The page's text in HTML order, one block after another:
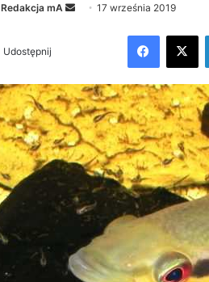
Redakcja mA
Send17 września 2019
Udostępnij
Facebook
X